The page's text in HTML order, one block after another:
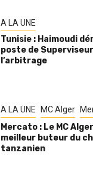
A LA UNE
Tunisie : Haimoudi
poste de
l’arbitrage
A LA UNE MC Alger
Mercato : Le MC
meilleur buteur du
tanzanien